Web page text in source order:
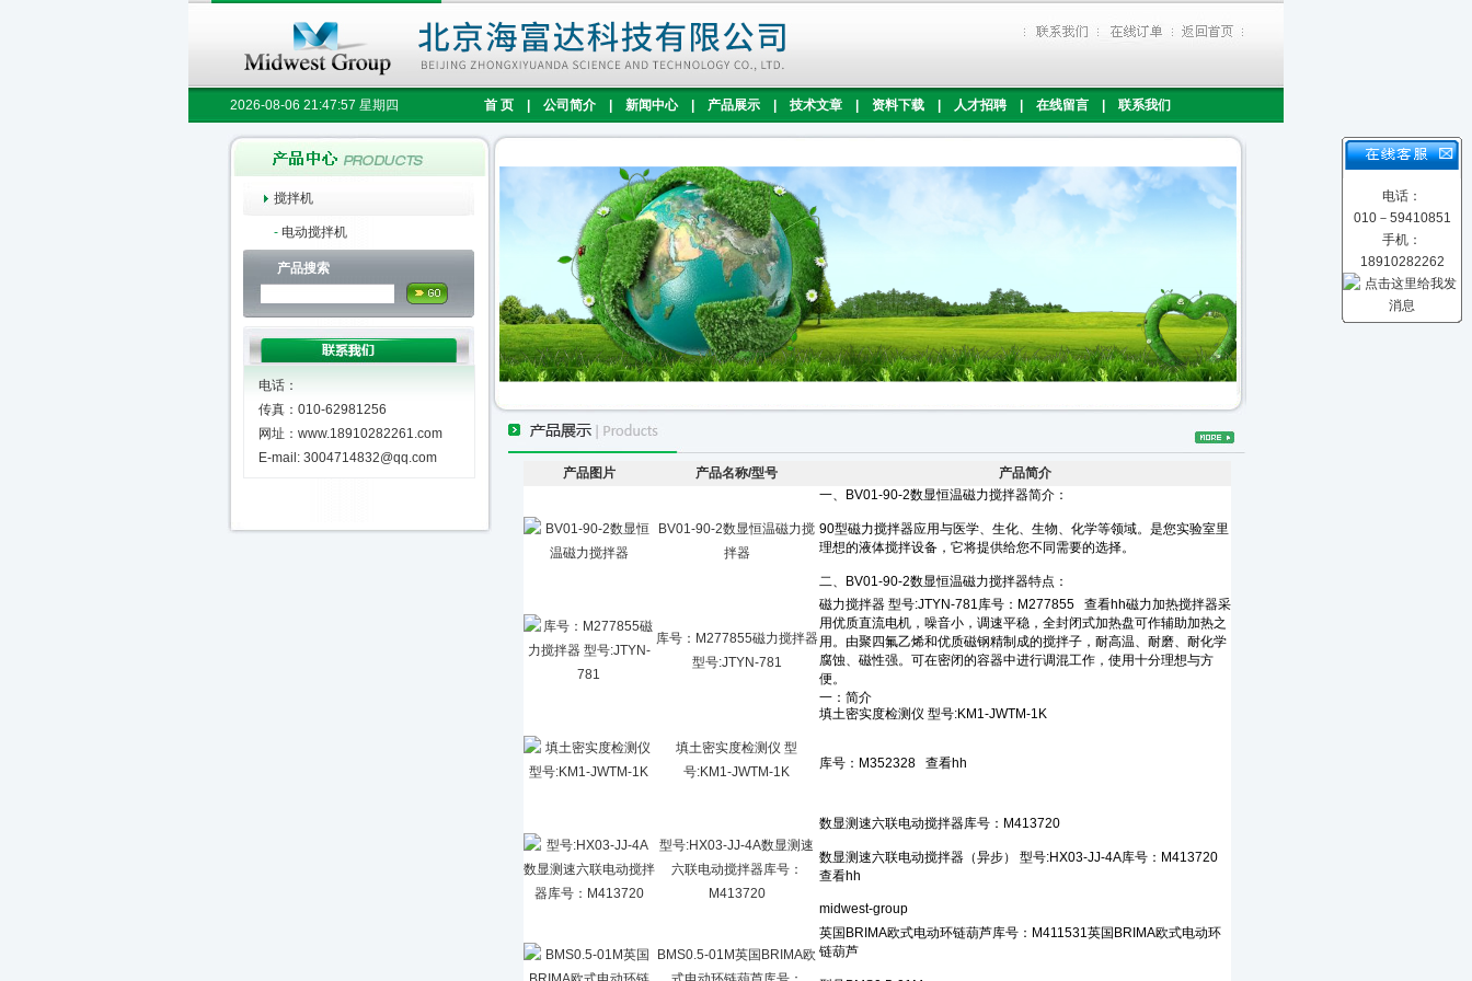
2026-08-06 21:47:58 星期四 首 页 公司简介 新闻中心 产品展示 技术文章 资料下载 人才招聘 在线留言 联系我们
搅拌机
- 电动搅拌机
产品搜索
电话：
传真：010-62981256
网址：www.18910282261.com
E-mail: 3004714832@qq.com
产品图片
产品名称/型号 产品简介
BV01-90-2数显恒温磁力搅
拌器
库号：M277855磁力搅拌器
型号:JTYN-781
填土密实度检测仪 型
号:KM1-JWTM-1K
型号:HX03-JJ-4A数显测速
六联电动搅拌器库号：
M413720
BMS0.5-01M英国BRIMA欧
电话：
010－59410851
手机：
18910282262